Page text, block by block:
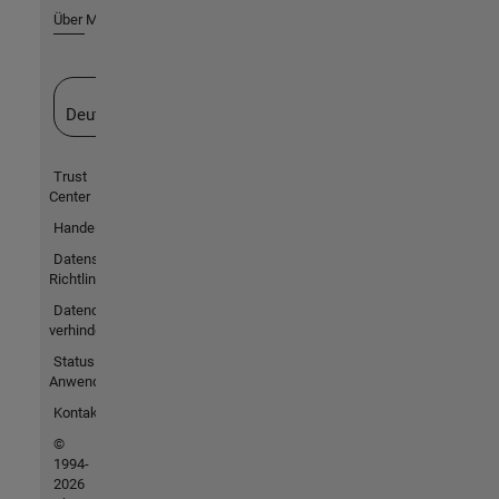
Über MathWorks
Deutschland
Trust
Center
Handelsmarken
Datenschutz-
Richtlinien
Datendiebstahl
verhindern
Status von
Anwendungen
Kontakt
©
1994-
2026